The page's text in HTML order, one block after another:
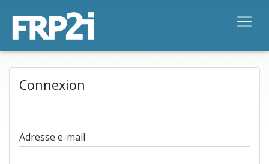
Connexion
Adresse e-mail